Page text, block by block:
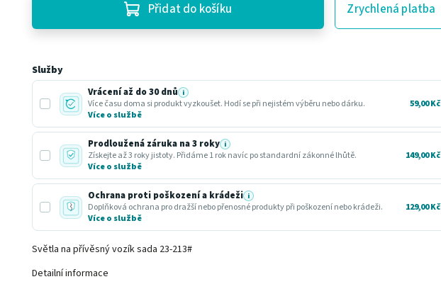
Přidat do košíku Zrychlená platba
Služby
Vrácení až do 30 dnů i
Více času doma si produkt vyzkoušet. Hodí se při nejistém výběru nebo dárku.
Více o službě
59,00 Kč
Prodloužená záruka na 3 roky i
Získejte až 3 roky jistoty. Přidáme 1 rok navíc po standardní zákonné lhůtě.
Více o službě
149,00 Kč
Ochrana proti poškození a krádeži i
Doplňková ochrana pro dražší nebo přenosné produkty při poškození nebo krádeži.
Více o službě
129,00 Kč
Světla na přívěsný vozík sada 23-213#
Detailní informace